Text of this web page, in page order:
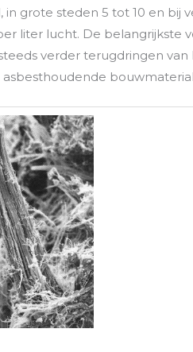
grote steden 5 tot 10 en bij
liter lucht. De belangrijkste
verder terugdringen van